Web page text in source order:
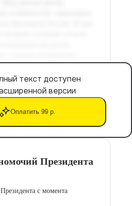
текст доступен
версии
Оплатить 99 р.
Президента
с момента